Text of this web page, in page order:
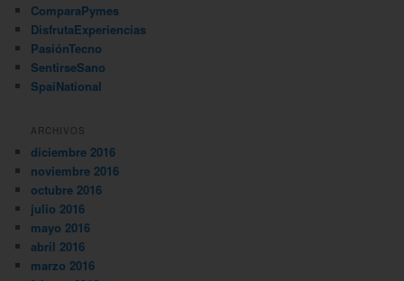
ComparaPymes
DisfrutaExperiencias
PasiónTecno
SentirseSano
SpaiNational
ARCHIVOS
diciembre 2016
noviembre 2016
octubre 2016
julio 2016
mayo 2016
abril 2016
marzo 2016